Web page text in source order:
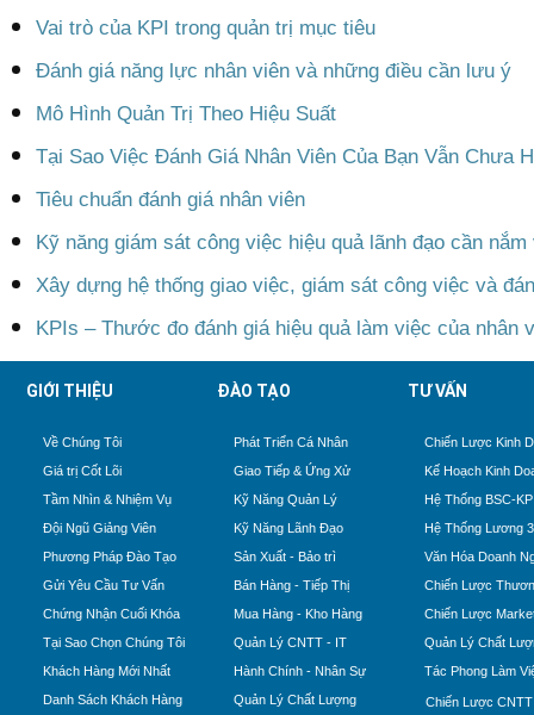
Vai trò của KPI trong quản trị mục tiêu
Đánh giá năng lực nhân viên và những điều cần lưu ý
Mô Hình Quản Trị Theo Hiệu Suất
Tại Sao Việc Đánh Giá Nhân Viên Của Bạn Vẫn Chưa
Tiêu chuẩn đánh giá nhân viên
Kỹ năng giám sát công việc hiệu quả lãnh đạo cần nắm
Xây dựng hệ thống giao việc, giám sát công việc và
KPIs – Thước đo đánh giá hiệu quả làm việc của nhân
GIỚI THIỆU
Về Chúng Tôi
Giá trị Cốt Lõi
Tầm Nhìn & Nhiệm Vụ
Đội Ngũ Giảng Viên
Phương Pháp Đào Tạo
Gửi Yêu Cầu Tư Vấn
Chứng Nhận Cuối Khóa
Tại Sao Chọn Chúng Tôi
Khách Hàng Mới Nhất
Danh Sách Khách Hàng
ĐÀO TẠO
Phát Triển Cá Nhân
Giao Tiếp & Ứng Xử
Kỹ Năng Quản Lý
Kỹ Năng Lãnh Đạo
Sản Xuất - Bảo trì
Bán Hàng - Tiếp Thị
Mua Hàng - Kho Hàng
Quản Lý CNTT - IT
Hành Chính - Nhân Sự
Quản Lý Chất Lượng
TƯ VẤN
Chiến Lược Kinh
Kế Hoạch Kinh
Hệ Thống BSC-
Hệ Thống Lương
Văn Hóa Doanh
Chiến Lược
Chiến Lược
Quản Lý Chất
Tác Phong Làm
Chiến Lược CNTT